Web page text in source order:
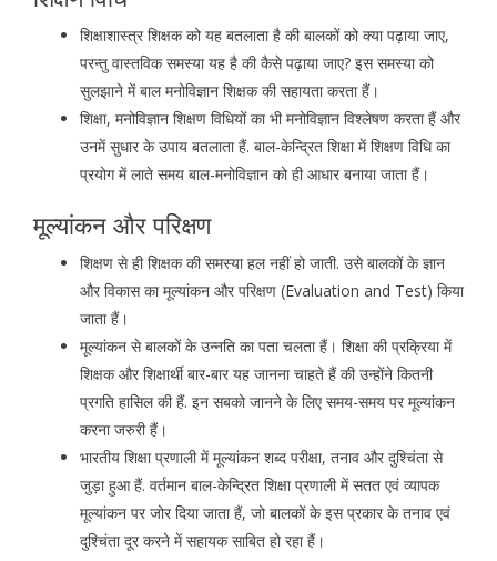
शिक्षाशास्त्र शिक्षक को यह बतलाता है की बालकों को क्या पढ़ाया जाए,
परन्तु वास्तविक समस्या यह है की कैसे पढ़ाया जाए? इस समस्या को
सुलझाने में बाल मनोविज्ञान शिक्षक की सहायता करता हैं।
शिक्षा, मनोविज्ञान शिक्षण विधियों का भी मनोविज्ञान विश्लेषण करता हैं और
उनमें सुधार के उपाय बतलाता हैं. बाल-केन्द्रित शिक्षा में शिक्षण विधि का
प्रयोग में लाते समय बाल-मनोविज्ञान को ही आधार बनाया जाता हैं।
मूल्यांकन और परिक्षण
शिक्षण से ही शिक्षक की समस्या हल नहीं हो जाती. उसे बालकों के ज्ञान
और विकास का मूल्यांकन और परिक्षण (Evaluation and Test) किया
जाता हैं।
मूल्यांकन से बालकों के उन्नति का पता चलता हैं । शिक्षा की प्रक्रिया में
शिक्षक और शिक्षार्थी बार-बार यह जानना चाहते हैं की उन्होंने कितनी
प्रगति हासिल की हैं. इन सबको जानने के लिए समय-समय पर मूल्यांकन
करना जरुरी हैं।
भारतीय शिक्षा प्रणाली में मूल्यांकन शब्द परीक्षा, तनाव और दुश्चिंता से
जुड़ा हुआ हैं. वर्तमान बाल-केन्द्रित शिक्षा प्रणाली में सतत एवं व्यापक
मूल्यांकन पर जोर दिया जाता हैं, जो बालकों के इस प्रकार के तनाव एवं
दुश्चिंता दूर करने में सहायक साबित हो रहा हैं।